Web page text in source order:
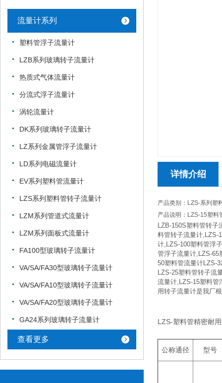
流量计系列
塑料管浮子流量计
LZB系列玻璃转子流量计
热质式气体流量计
分流式浮子流量计
涡轮流量计
DK系列玻璃转子流量计
LZ系列金属管浮子流量计
LD系列电磁流量计
EV系列塑料管流量计
LZS系列塑料管转子流量计
LZM系列管道式流量计
LZM系列面板式流量计
FA100型玻璃转子流量计
VA/SA/FA30型玻璃转子流量计
VA/SA/FA10型玻璃转子流量计
VA/SA/FA20型玻璃转子流量计
GA24系列玻璃转子流量计
查看更多
详情介绍
产品类别：LZS-系列塑
产品说明：LZS-15塑料
LZB-150S塑料管转子
料管转子流量计,LZS-
计,LZS-100塑料管浮
管浮子流量计,LZS-65
50塑料管流量计LZS-
LZS-25塑料管转子流
流量计,LZS-15塑料管
用转子流量计是我厂
LZS-塑料管精密耐
公称通径 型号